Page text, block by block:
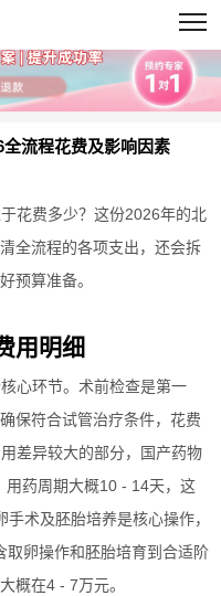
流程花费及影响因素
花费多少？这份2026年的北
全流程的各项支出，还会拆
预算准备。
用明细
心环节。术前检查是第一
保符合试管治疗条件，花费
差异较大的部分，国产药物
药周期大概10 - 14天，这
术及胚胎培养是核心操作，
卵操作和胚胎培育到合适阶
概在4 - 7万元。